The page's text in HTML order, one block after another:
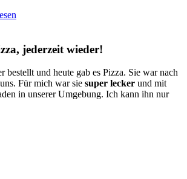
jederzeit wieder!
bestellt und heute gab es Pizza. Sie war nach
Für mich war sie super lecker und mit
in unserer Umgebung. Ich kann ihn nur